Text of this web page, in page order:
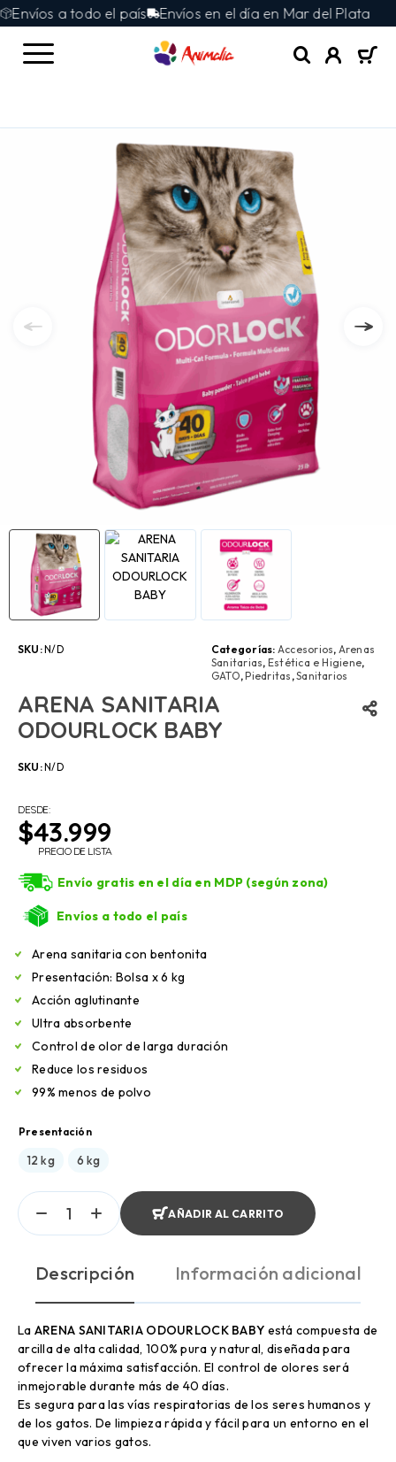
Envíos a todo el país Envíos en el día en Mar del Plata
SKU:N/D Categorías: Accesorios, Arenas
Sanitarias, Estética e Higiene,
GATO,Piedritas ,Sanitarios
ARENA SANITARIA
ODOURLOCK BABY
SKU:N/D
DESDE:
$43.999
PRECIO DE LISTA
Envío gratis en el día en MDP (según zona)
Envíos a todo el país
Arena sanitaria con bentonita
Presentación: Bolsa x 6 kg
Acción aglutinante
Ultra absorbente
Control de olor de larga duración
Reduce los residuos
99% menos de polvo
Presentación
12 kg 6 kg
AÑADIR AL CARRITO
Descripción Información adicional
La ARENA SANITARIA ODOURLOCK BABY está compuesta de
arcilla de alta calidad, 100% pura y natural, diseñada para
ofrecer la máxima satisfacción. El control de olores será
inmejorable durante más de 40 días.
Es segura para las vías respiratorias de los seres humanos y
de los gatos. De limpieza rápida y fácil para un entorno en el
que viven varios gatos.